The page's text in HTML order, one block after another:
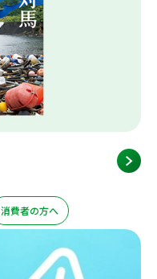
消費者の方へ